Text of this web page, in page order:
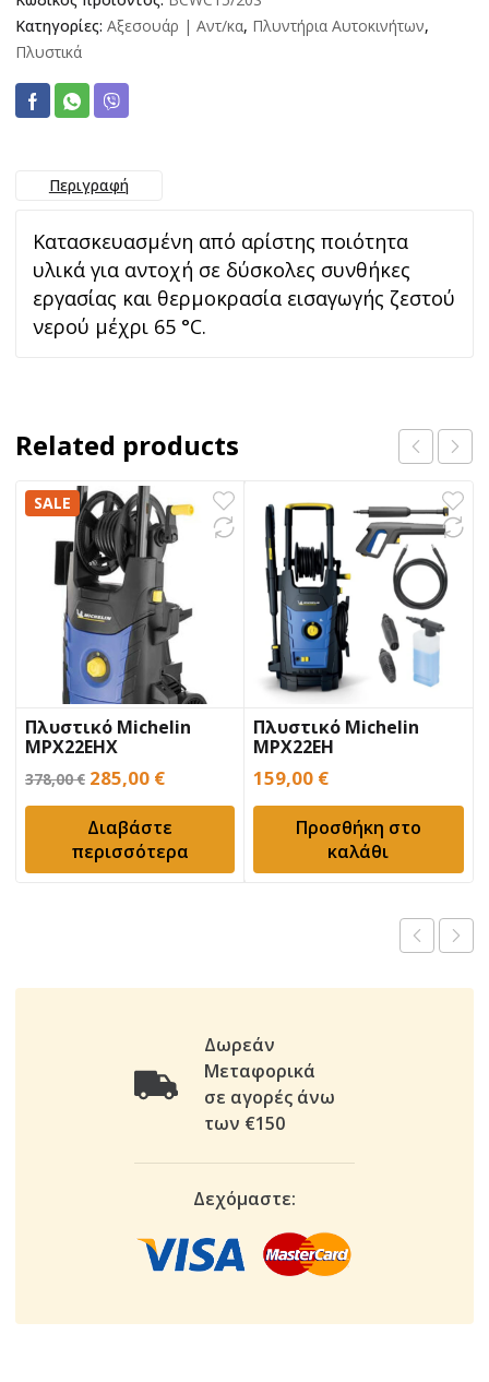
Κατηγορίες: Αξεσουάρ | Αντ/κα, Πλυντήρια Αυτοκινήτων,
Πλυστικά
Περιγραφή
Κατασκευασμένη από αρίστης ποιότητα
υλικά για αντοχή σε δύσκολες συνθήκες
εργασίας και θερμοκρασία εισαγωγής ζεστού
νερού μέχρι 65 °C.
Related products
SALE
Πλυστικό Michelin
MPX22EHX
378,00€ Original
price
was:
378,00 €.
285,00 €Η
τρέχουσα
τιμή
είναι:
285,00 €.
Διαβάστε
περισσότερα
Πλυστικό Michelin
MPX22EH
159,00 €
Προσθήκη στο
καλάθι
Δωρεάν
Μεταφορικά
σε αγορές άνω
των €150
Δεχόμαστε: